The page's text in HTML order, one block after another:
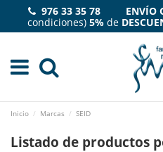
976 33 35 78 ENVÍO
condiciones) 5% de
Inicio Marcas SEID
Listado de productos